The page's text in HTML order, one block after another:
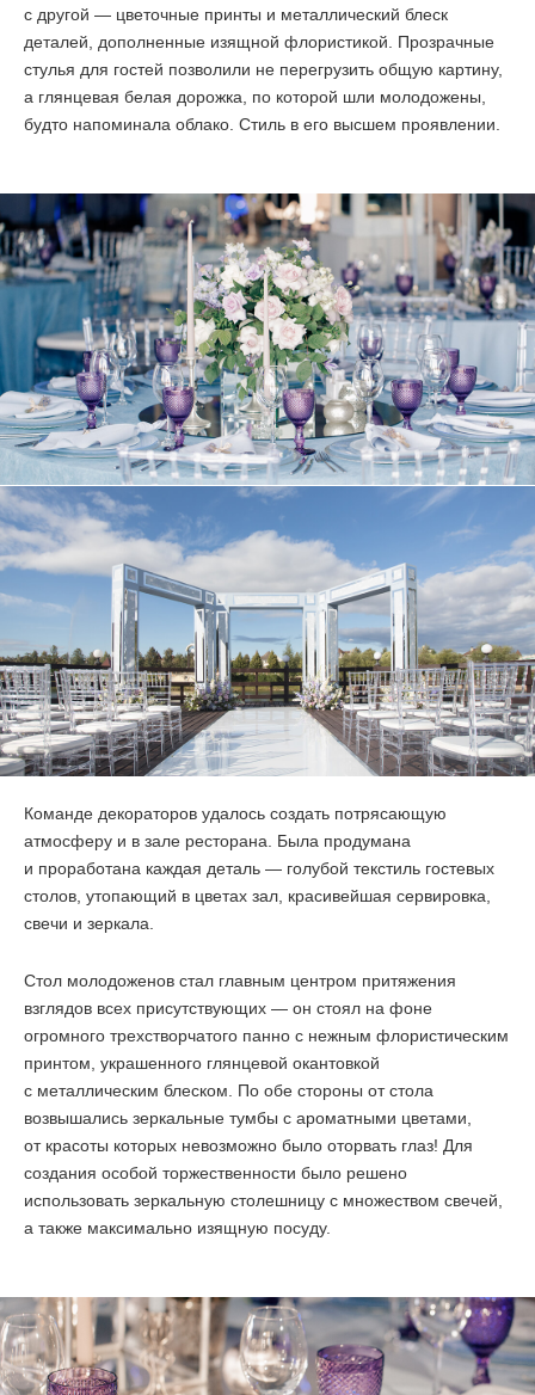
с другой — цветочные принты и металлический блеск
деталей, дополненные изящной флористикой. Прозрачные
стулья для гостей позволили не перегрузить общую картину,
а глянцевая белая дорожка, по которой шли молодожены,
будто напоминала облако. Стиль в его высшем проявлении.
Команде декораторов удалось создать потрясающую
атмосферу и в зале ресторана. Была продумана
и проработана каждая деталь — голубой текстиль гостевых
столов, утопающий в цветах зал, красивейшая сервировка,
свечи и зеркала.
Стол молодоженов стал главным центром притяжения
взглядов всех присутствующих — он стоял на фоне
огромного трехстворчатого панно с нежным флористическим
принтом, украшенного глянцевой окантовкой
с металлическим блеском. По обе стороны от стола
возвышались зеркальные тумбы с ароматными цветами,
от красоты которых невозможно было оторвать глаз! Для
создания особой торжественности было решено
использовать зеркальную столешницу с множеством свечей,
а также максимально изящную посуду.